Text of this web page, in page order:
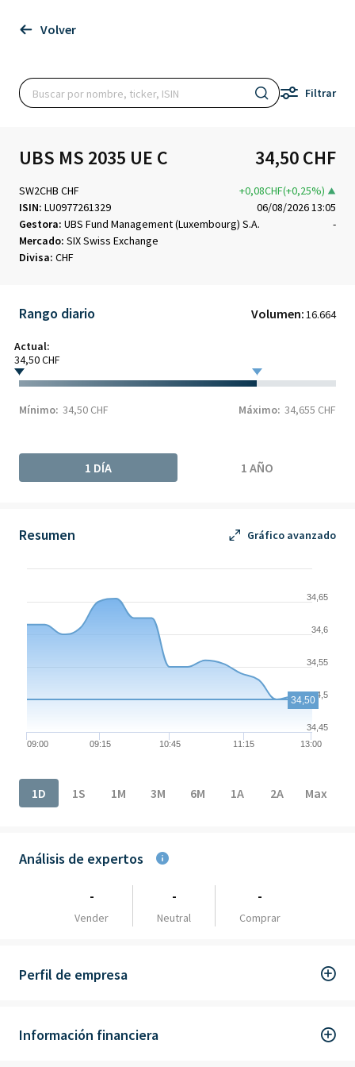
Volver
Filtrar
UBS MS 2035 UE C 34,50 CHF
SW2CHB CHF
+0,08CHF(+0,25%)
ISIN: LU0977261329
06/08/2026 13:05
Gestora: UBS Fund Management (Luxembourg) S.A.
-
Mercado: SIX Swiss Exchange
Divisa: CHF
Rango diario Volumen:16.664
Actual:
34,50 CHF
Mínimo: 34,50 CHF Máximo: 34,655 CHF
1 DÍA 1 AÑO
Resumen Gráfico avanzado
Chart
Chart with 17 data points.
The chart has 1 X axis displaying Time. Data ranges from
The chart has 1 Y axis displaying values. Data ranges from
09:00 09:15 10:45 11:15 13:00
34,45
34,5
34,55
34,6
34,65
34,50
1D
1S 1M 3M 6M 1A 2A Max
Análisis de expertos
-
Vender
-
Neutral
-
Comprar
Perfil de empresa
Información financiera